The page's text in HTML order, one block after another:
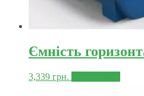
Ємність
3,339 грн.